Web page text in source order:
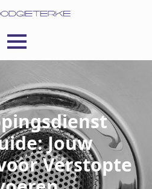
Jouw
Verstopte